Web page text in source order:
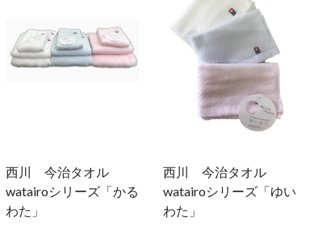
西川 今治タオル
watairoシリーズ「かる
わた」
西川 今治タオル
watairoシリーズ「ゆい
わた」